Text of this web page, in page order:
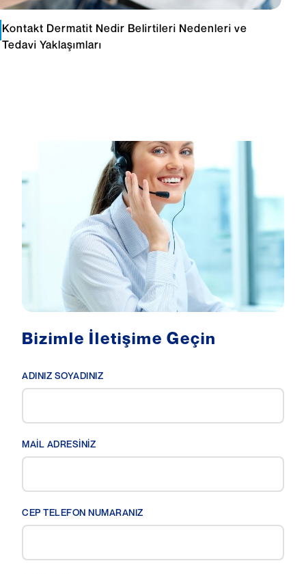
Kontakt Dermatit Nedir Belirtileri Nedenleri ve
Tedavi Yaklaşımları
Bizimle İletişime Geçin
ADINIZ SOYADINIZ
MAİL ADRESİNİZ
CEP TELEFON NUMARANIZ